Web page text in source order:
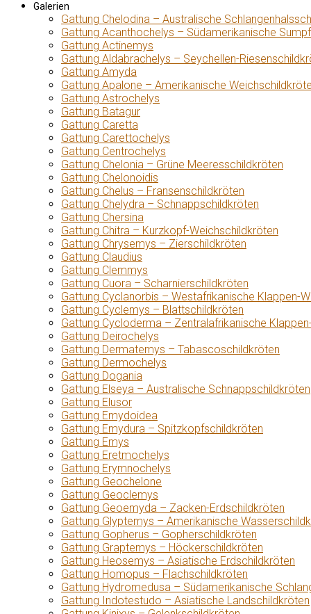
Galerien
Gattung Chelodina – Australische
Gattung Acanthochelys – Südamerikanische
Gattung Actinemys
Gattung Aldabrachelys – Seychellen-
Gattung Amyda
Gattung Apalone – Amerikanische
Gattung Astrochelys
Gattung Batagur
Gattung Caretta
Gattung Carettochelys
Gattung Centrochelys
Gattung Chelonia – Grüne Meeresschildkröten
Gattung Chelonoidis
Gattung Chelus – Fransenschildkröten
Gattung Chelydra – Schnappschildkröten
Gattung Chersina
Gattung Chitra – Kurzkopf-Weichschildkröten
Gattung Chrysemys – Zierschildkröten
Gattung Claudius
Gattung Clemmys
Gattung Cuora – Scharnierschildkröten
Gattung Cyclanorbis – Westafrikanische Klappen-
Gattung Cyclemys – Blattschildkröten
Gattung Cycloderma – Zentralafrikanische
Gattung Deirochelys
Gattung Dermatemys – Tabascoschildkröten
Gattung Dermochelys
Gattung Dogania
Gattung Elseya – Australische Schnappschildkröten
Gattung Elusor
Gattung Emydoidea
Gattung Emydura – Spitzkopfschildkröten
Gattung Emys
Gattung Eretmochelys
Gattung Erymnochelys
Gattung Geochelone
Gattung Geoclemys
Gattung Geoemyda – Zacken-Erdschildkröten
Gattung Glyptemys – Amerikanische
Gattung Gopherus – Gopherschildkröten
Gattung Graptemys – Höckerschildkröten
Gattung Heosemys – Asiatische Erdschildkröten
Gattung Homopus – Flachschildkröten
Gattung Hydromedusa – Südamerikanische
Gattung Indotestudo – Asiatische Landschildkröten